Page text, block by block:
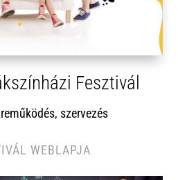
Fesztivál
szervezés
WEBLAPJA